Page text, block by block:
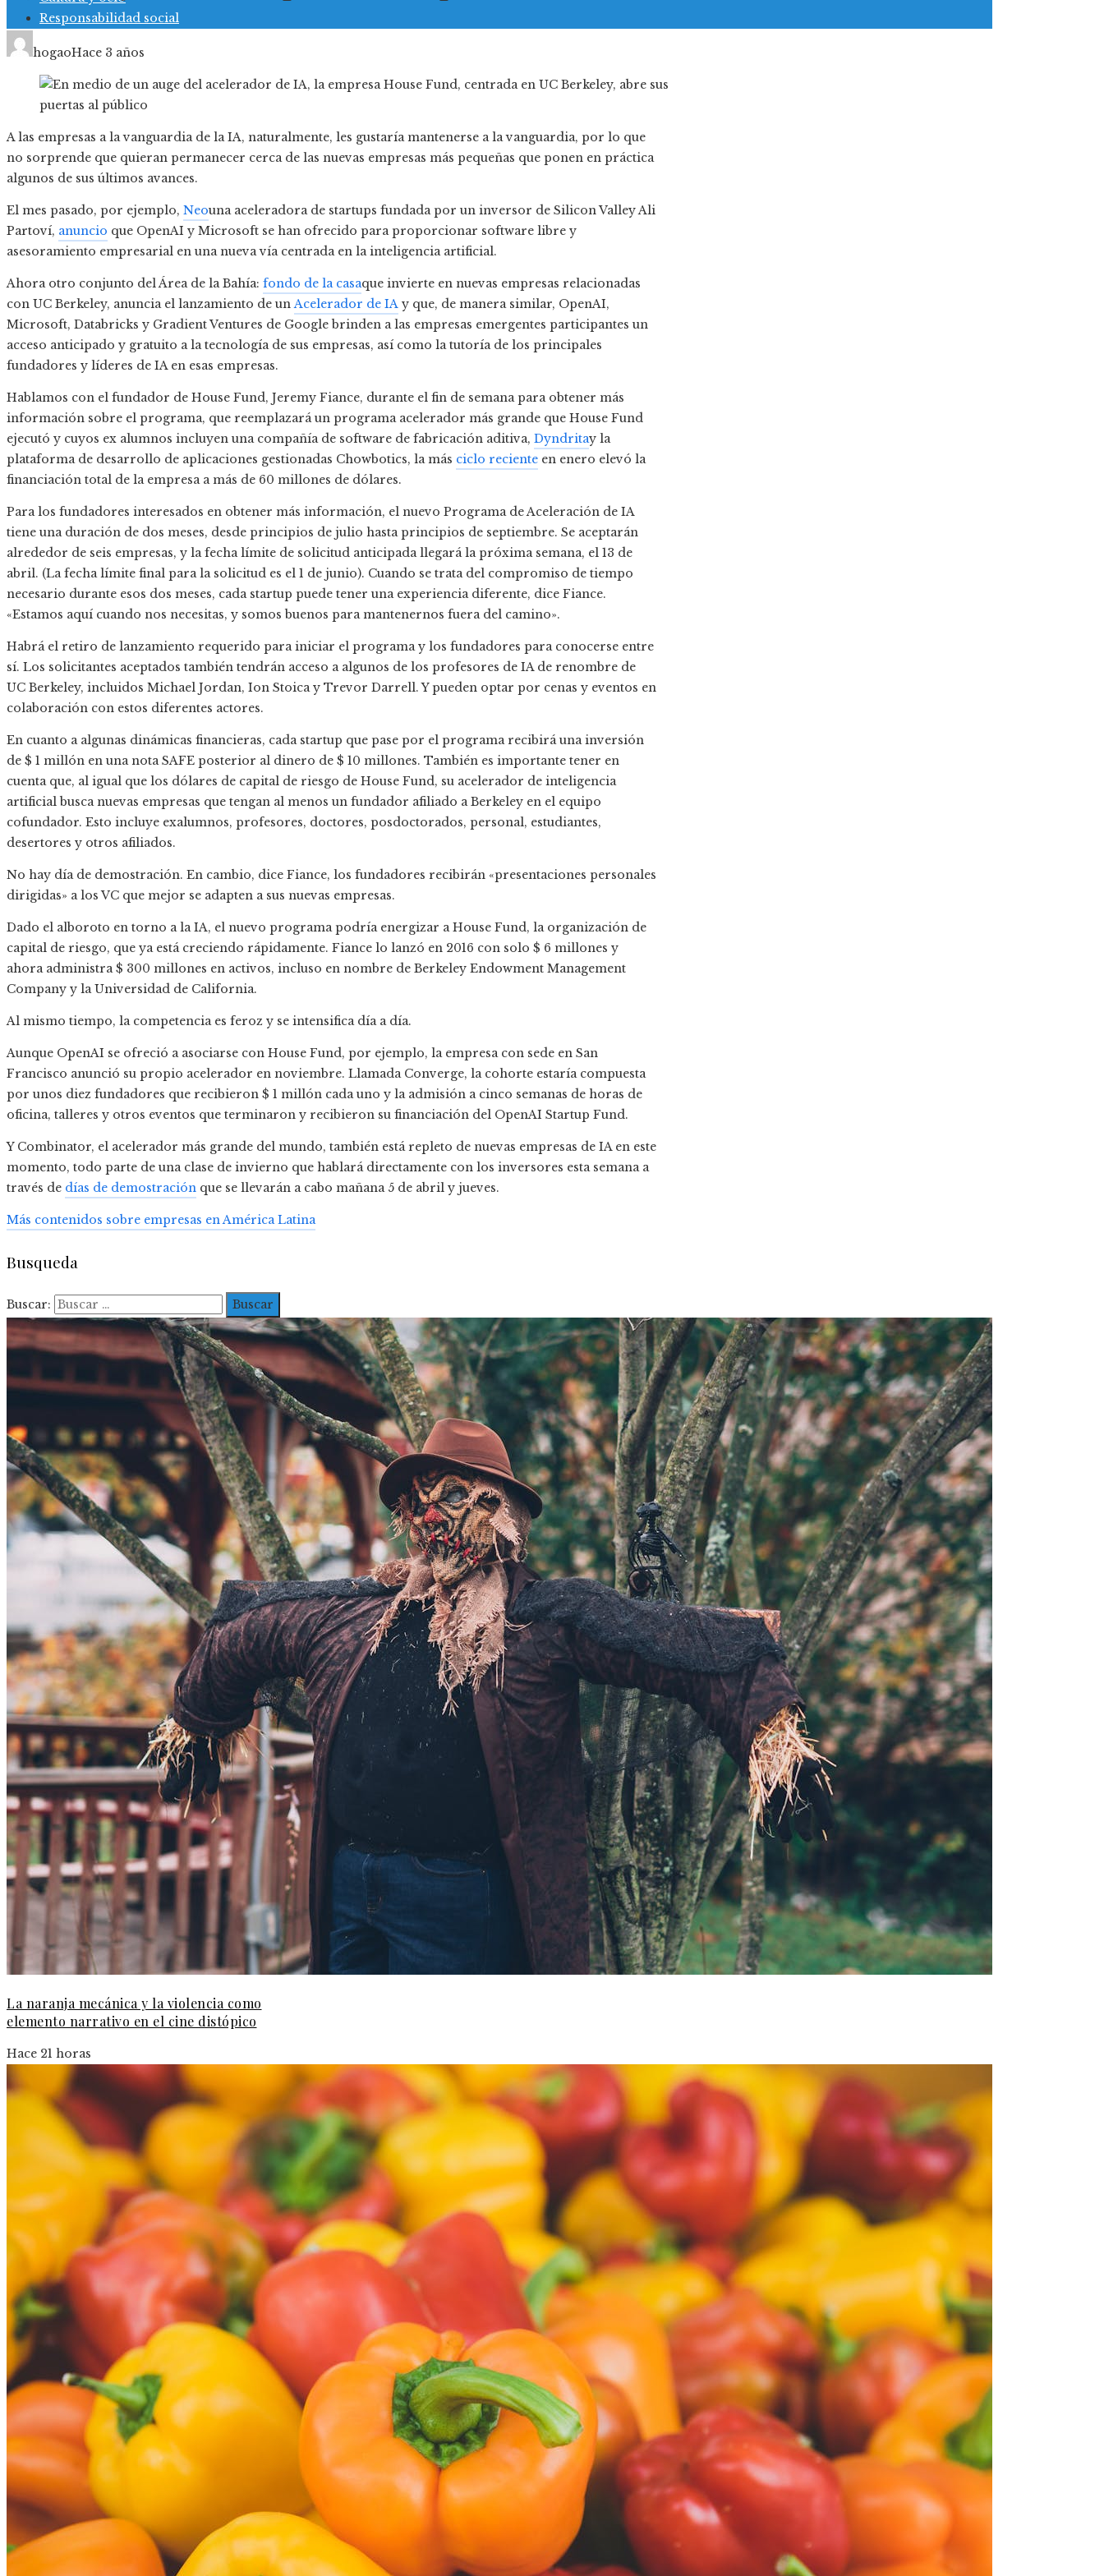
Responsabilidad social
hogaoHace 3 años
A las empresas a la vanguardia de la IA, naturalmente, les gustaría mantenerse a la vanguardia, por lo que
no sorprende que quieran permanecer cerca de las nuevas empresas más pequeñas que ponen en práctica
algunos de sus últimos avances.
El mes pasado, por ejemplo, Neouna aceleradora de startups fundada por un inversor de Silicon ValleyAli
Partoví, anuncio que OpenAI y Microsoft se han ofrecido para proporcionar software libre y
asesoramiento empresarial en una nueva vía centrada en la inteligencia artificial.
Ahora otro conjunto del Área de la Bahía: fondo de la casaque invierte en nuevas empresas relacionadas
con UC Berkeley, anuncia el lanzamiento de unAcelerador de IA y que, de manera similar, OpenAI,
Microsoft, Databricks y Gradient Ventures de Google brinden a las empresas emergentes participantes un
acceso anticipado y gratuito a la tecnología de sus empresas, así como la tutoría de los principales
fundadores y líderes de IA en esas empresas.
Hablamos con el fundador de House Fund, Jeremy Fiance, durante el fin de semana para obtener más
información sobre el programa, que reemplazará un programa acelerador más grande que House Fund
ejecutó y cuyos ex alumnos incluyen una compañía de software de fabricación aditiva, Dyndritay la
plataforma de desarrollo de aplicaciones gestionadas Chowbotics, la más ciclo reciente en enero elevó la
financiación total de la empresa a más de 60 millones de dólares.
Para los fundadores interesados ​​en obtener más información, el nuevo Programa de Aceleración de IA
tiene una duración de dos meses, desde principios de julio hasta principios de septiembre. Se aceptarán
alrededor de seis empresas, y la fecha límite de solicitud anticipada llegará la próxima semana, el 13 de
abril. (La fecha límite final para la solicitud es el 1 de junio). Cuando se trata del compromiso de tiempo
necesario durante esos dos meses, cada startup puede tener una experiencia diferente, dice Fiance.
«Estamos aquí cuando nos necesitas, y somos buenos para mantenernos fuera del camino».
Habrá el retiro de lanzamiento requerido para iniciar el programa y los fundadores para conocerse entre
sí. Los solicitantes aceptados también tendrán acceso a algunos de los profesores de IA de renombre de
UC Berkeley, incluidos Michael Jordan, Ion Stoica y Trevor Darrell. Y pueden optar por cenas y eventos en
colaboración con estos diferentes actores.
En cuanto a algunas dinámicas financieras, cada startup que pase por el programa recibirá una inversión
de $ 1 millón en una nota SAFE posterior al dinero de $ 10 millones. También es importante tener en
cuenta que, al igual que los dólares de capital de riesgo de House Fund, su acelerador de inteligencia
artificial busca nuevas empresas que tengan al menos un fundador afiliado a Berkeley en el equipo
cofundador. Esto incluye exalumnos, profesores, doctores, posdoctorados, personal, estudiantes,
desertores y otros afiliados.
No hay día de demostración. En cambio, dice Fiance, los fundadores recibirán «presentaciones personales
dirigidas» a los VC que mejor se adapten a sus nuevas empresas.
Dado el alboroto en torno a la IA, el nuevo programa podría energizar a House Fund, la organización de
capital de riesgo, que ya está creciendo rápidamente. Fiance lo lanzó en 2016 con solo $ 6 millones y
ahora administra $ 300 millones en activos, incluso en nombre de Berkeley Endowment Management
Company y la Universidad de California.
Al mismo tiempo, la competencia es feroz y se intensifica día a día.
Aunque OpenAI se ofreció a asociarse con House Fund, por ejemplo, la empresa con sede en San
Francisco anunció su propio acelerador en noviembre. Llamada Converge, la cohorte estaría compuesta
por unos diez fundadores que recibieron $ 1 millón cada uno y la admisión a cinco semanas de horas de
oficina, talleres y otros eventos que terminaron y recibieron su financiación del OpenAI Startup Fund.
Y Combinator, el acelerador más grande del mundo, también está repleto de nuevas empresas de IA en este
momento, todo parte de una clase de invierno que hablará directamente con los inversores esta semana a
través de días de demostración que se llevarán a cabo mañana 5 de abril y jueves.
Más contenidos sobre empresas en América Latina
Busqueda
Buscar:
La naranja mecánica y la violencia como
elemento narrativo en el cine distópico
Hace 21 horas